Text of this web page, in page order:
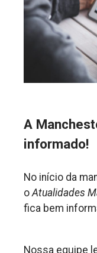
A
informado!
No início da
oAtualidades
fica bem
Nossa equipe